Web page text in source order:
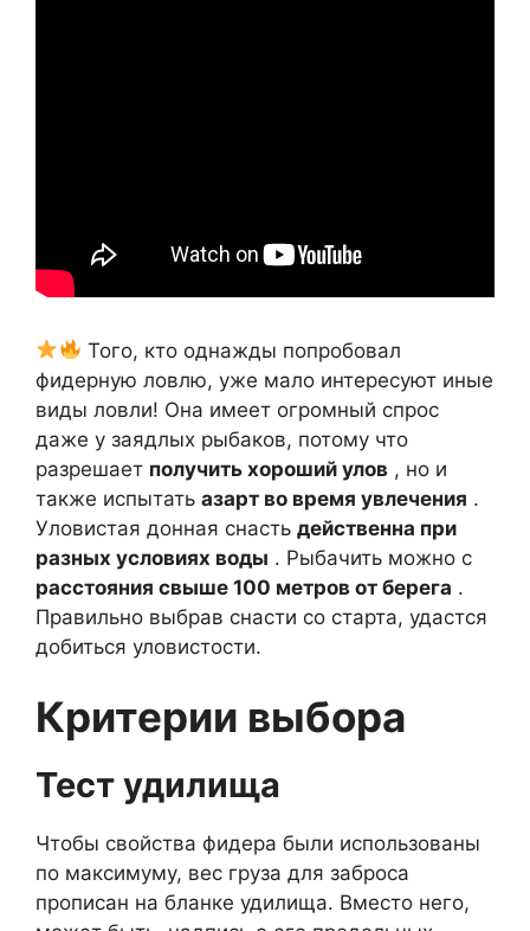
Того, кто однажды попробовал
фидерную ловлю, уже мало интересуют иные
виды ловли! Она имеет огромный спрос
даже у заядлых рыбаков, потому что
разрешает получить хороший улов , но и
также испытать азарт во время увлечения .
Уловистая донная снасть действенна при
разных условиях воды . Рыбачить можно с
расстояния свыше 100 метров от берега .
Правильно выбрав снасти со старта, удастся
добиться уловистости.
Критерии выбора
Тест удилища
Чтобы свойства фидера были использованы
по максимуму, вес груза для заброса
прописан на бланке удилища. Вместо него,